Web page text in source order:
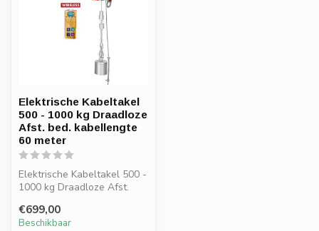
Elektrische Kabeltakel
500 - 1000 kg Draadloze
Afst. bed. kabellengte
60 meter
Elektrische Kabeltakel 500 -
1000 kg Draadloze Afst.
€699,00
Beschikbaar